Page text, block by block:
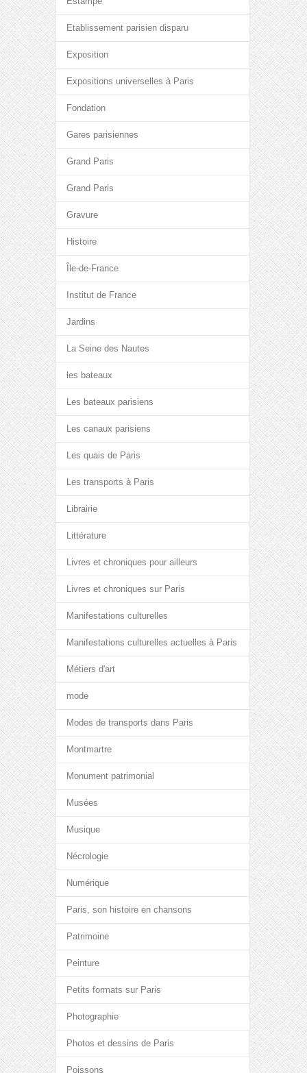
Etablissement parisien disparu
Exposition
Expositions universelles à Paris
Fondation
Gares parisiennes
Grand Paris
Grand Paris
Gravure
Histoire
Île-de-France
Institut de France
Jardins
La Seine des Nautes
les bateaux
Les bateaux parisiens
Les canaux parisiens
Les quais de Paris
Les transports à Paris
Librairie
Littérature
Livres et chroniques pour ailleurs
Livres et chroniques sur Paris
Manifestations culturelles
Manifestations culturelles actuelles à Paris
Métiers d'art
mode
Modes de transports dans Paris
Montmartre
Monument patrimonial
Musées
Musique
Nécrologie
Numérique
Paris, son histoire en chansons
Patrimoine
Peinture
Petits formats sur Paris
Photographie
Photos et dessins de Paris
Poissons